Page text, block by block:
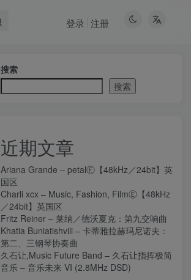
登录 注册
搜索
搜索
近期文章
Ariana Grande – petalⒺ【48kHz／24bit】英
国区
Charli xcx – Music, Fashion, FilmⒺ【48kHz
／24bit】英国区
Fritz Reiner – 莱纳／德沃夏克：第九交响曲
Khatia Buniatishvili – 卡蒂雅拉赫玛尼诺夫：
第二、三钢琴协奏曲
久石让,Music Future Band – 久石让指挥极简
音乐 – 音乐未来 VI (2.8MHz DSD)